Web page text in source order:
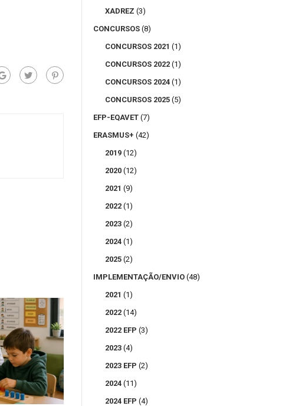
XADREZ (3)
CONCURSOS (8)
CONCURSOS 2021 (1)
CONCURSOS 2022 (1)
CONCURSOS 2024 (1)
CONCURSOS 2025 (5)
EFP-EQAVET (7)
ERASMUS+ (42)
2019 (12)
2020 (12)
2021 (9)
2022 (1)
2023 (2)
2024 (1)
2025 (2)
IMPLEMENTAÇÃO/ENVIO (48)
2021 (1)
2022 (14)
2022 EFP (3)
2023 (4)
2023 EFP (2)
2024 (11)
2024 EFP (4)